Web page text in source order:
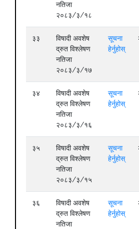
नतिजा
२०८३/३/१८
३३
विषादी अवशेष
द्रुत विश्लेषण
नतिजा
२०८३/३/१७
सूचना
हेर्नुहोस्
३४
विषादी अवशेष
द्रुत विश्लेषण
नतिजा
२०८३/३/१६
सूचना
हेर्नुहोस्
३५
विषादी अवशेष
द्रुत विश्लेषण
नतिजा
२०८३/३/१५
सूचना
हेर्नुहोस्
३६
विषादी अवशेष
द्रुत विश्लेषण
नतिजा
सूचना
हेर्नुहोस्